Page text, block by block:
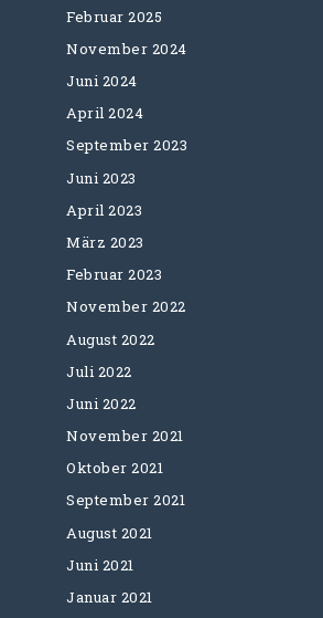
Februar 2025
November 2024
Juni 2024
April 2024
September 2023
Juni 2023
April 2023
März 2023
Februar 2023
November 2022
August 2022
Juli 2022
Juni 2022
November 2021
Oktober 2021
September 2021
August 2021
Juni 2021
Januar 2021